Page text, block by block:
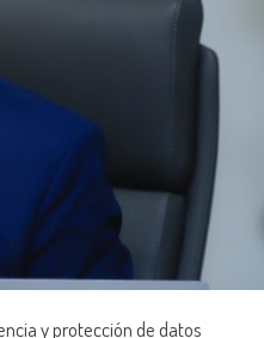
y protección de datos